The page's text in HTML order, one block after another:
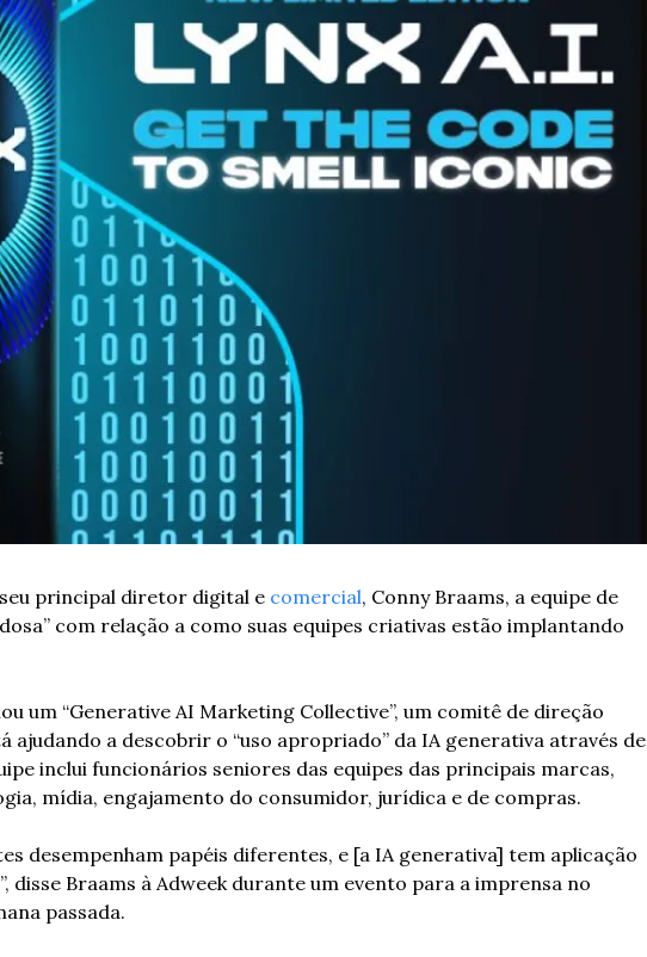
principal diretor digital e comercial, Conny Braams, a equipe de
com relação a como suas equipes criativas estão implantando
um “Generative AI Marketing Collective”, um comitê de direção
ajudando a descobrir o “uso apropriado” da IA generativa através de
inclui funcionários seniores das equipes das principais marcas,
mídia, engajamento do consumidor, jurídica e de compras.
desempenham papéis diferentes, e [a IA generativa] tem aplicação
disse Braams à Adweek durante um evento para a imprensa no
passada.